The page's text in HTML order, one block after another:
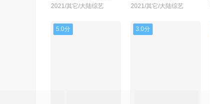
2021/其它/大陆综艺 2021/其它/大陆综艺
5.0分 3.0分